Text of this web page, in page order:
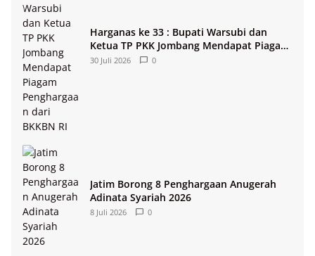
Harganas ke 33 : Bupati Warsubi dan
Ketua TP PKK Jombang Mendapat Piagam
Penghargaan dari BKKBN RI
30 Juli 2026 0
Jatim Borong 8 Penghargaan Anugerah
Adinata Syariah 2026
8 Juli 2026 0